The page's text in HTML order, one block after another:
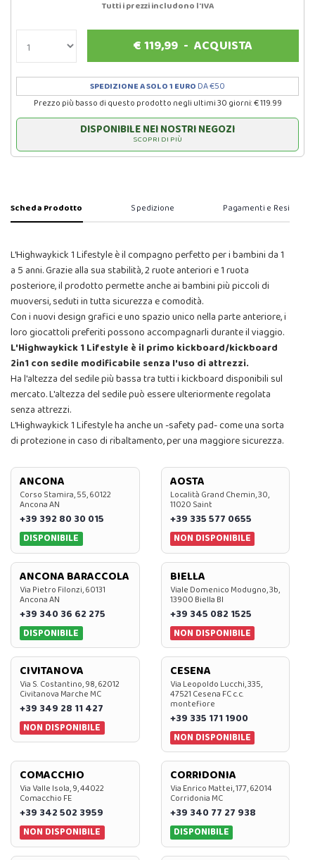
Tutti i prezzi includono l'IVA
€119,99 -ACQUISTA
SPEDIZIONE A SOLO 1 EURO DA €50
Prezzo più basso di questo prodotto negli ultimi 30 giorni: € 119.99
DISPONIBILE NEI NOSTRI NEGOZI
SCOPRI DI PIÙ
Scheda Prodotto Spedizione Pagamenti e Resi
L'Highwaykick 1 Lifestyle è il compagno perfetto per i bambini da 1
a 5 anni. Grazie alla sua stabilità, 2 ruote anteriori e 1 ruota
posteriore, il prodotto permette anche ai bambini più piccoli di
muoversi, seduti in tutta sicurezza e comodità.
Con i nuovi design grafici e uno spazio unico nella parte anteriore, i
loro giocattoli preferiti possono accompagnarli durante il viaggio.
L'Highwaykick 1 Lifestyle è il primo kickboard/kickboard
2in1 con sedile modificabile senza l'uso di attrezzi.
Ha l'altezza del sedile più bassa tra tutti i kickboard disponibili sul
mercato. L'altezza del sedile può essere ulteriormente regolata
senza attrezzi.
L'Highwaykick 1 Lifestyle ha anche un -safety pad- come una sorta
di protezione in caso di ribaltamento, per una maggiore sicurezza.
ANCONA
Corso Stamira, 55, 60122
Ancona AN
+39 392 80 30 015
DISPONIBILE
AOSTA
Località Grand Chemin, 30,
11020 Saint
+39 335 577 0655
NON DISPONIBILE
ANCONA BARACCOLA
Via Pietro Filonzi, 60131
Ancona AN
+39 340 36 62 275
DISPONIBILE
BIELLA
Viale Domenico Modugno, 3b,
13900 Biella BI
+39 345 082 1525
NON DISPONIBILE
CIVITANOVA
Via S. Costantino, 98, 62012
Civitanova Marche MC
+39 349 28 11 427
NON DISPONIBILE
CESENA
Via Leopoldo Lucchi, 335,
47521 Cesena FC c.c.
montefiore
+39 335 171 1900
NON DISPONIBILE
COMACCHIO
Via Valle Isola, 9, 44022
Comacchio FE
+39 342 502 3959
NON DISPONIBILE
CORRIDONIA
Via Enrico Mattei, 177, 62014
Corridonia MC
+39 340 77 27 938
DISPONIBILE